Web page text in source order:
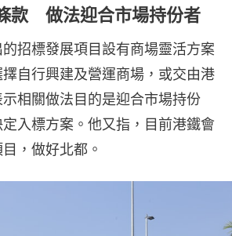
款 做法迎合市場持份者
招標發展項目設有商場靈活方案
自行興建及營運商場，或交由港
相關做法目的是迎合市場持份
入標方案。他又指，目前港鐵會
，做好北都。